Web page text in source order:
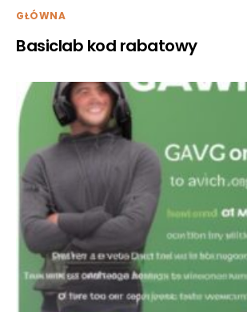
GŁÓWNA
Basiclab kod rabatowy